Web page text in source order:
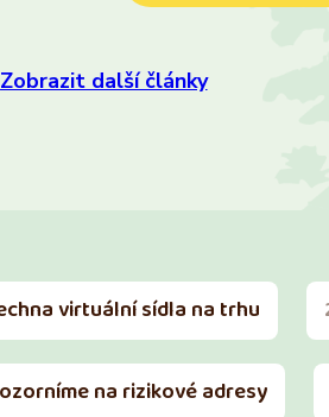
Zobrazit další články
virtuální sídla na trhu
na rizikové adresy